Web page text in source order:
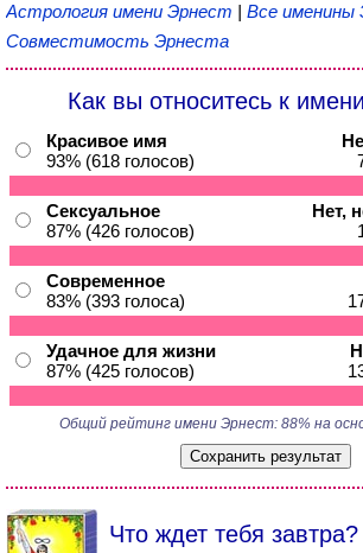
Астрология имени Эрнест | Все именины
Совместимость Эрнеста
Как вы относитесь к
Красивое имя
93% (618 голосов)
Сексуальное
87% (426 голосов)
Нет,
Современное
83% (393 голоса)
Удачное для жизни
87% (425 голосов)
Общий рейтинг имени Эрнест: 88% на
Что ждет тебя завтра?